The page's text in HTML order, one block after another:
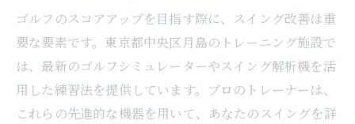
ゴルフのスコアアップを目指す際に、スイング改善は重
要な要素です。東京都中央区月島のトレーニング施設で
は、最新のゴルフシミュレーターやスイング解析機を活
用した練習法を提供しています。プロのトレーナーは、
これらの先進的な機器を用いて、あなたのスイングを詳